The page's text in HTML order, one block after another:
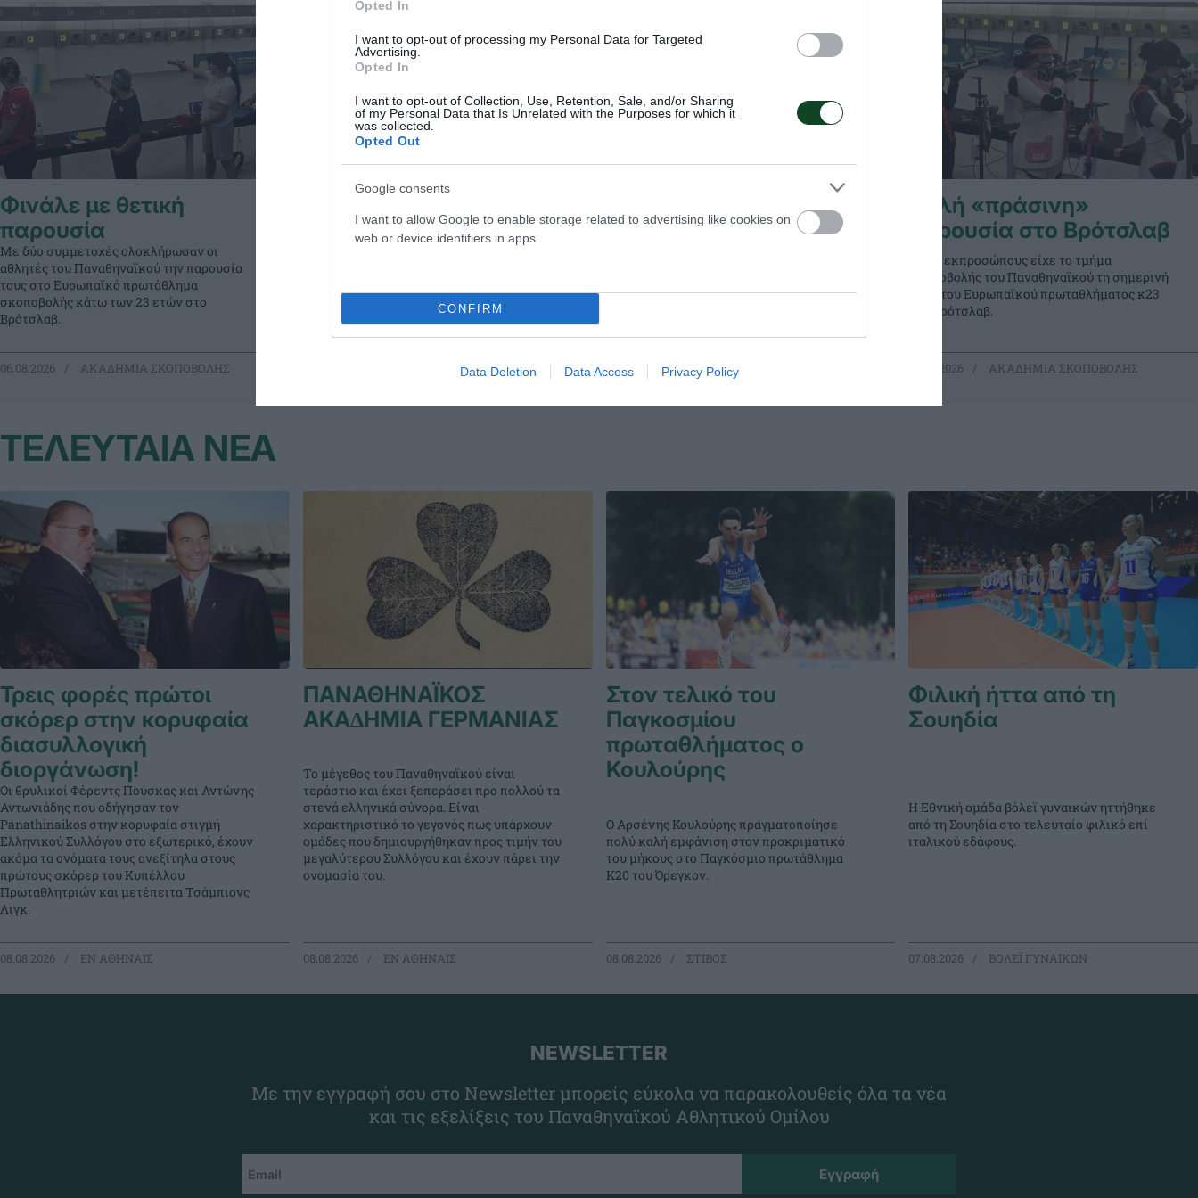
Opted In
I want to opt-out of processing my Personal Data for Targeted
Advertising.
Opted In
I want to opt-out of Collection, Use, Retention, Sale, and/or Sharing
of my Personal Data that Is Unrelated with the Purposes for which it
was collected.
Opted Out
Google consents
I want to allow Google to enable storage related to advertising like cookies on
web or device identifiers in apps.
CONFIRM
Data Deletion Data Access Privacy Policy
Φινάλε με θετική
παρουσία
Με δύο συμμετοχές ολοκλήρωσαν οι
αθλητές του Παναθηναϊκού την παρουσία
τους στο Ευρωπαϊκό πρωτάθλημα
σκοποβολής κάτω των 23 ετών στο
Βρότσλαβ.
06.08.2026 ΑΚΑΔΗΜΙΑ ΣΚΟΠΟΒΟΛΗΣ
στο Βρότσλαβ
ευρωπαϊκό πρωτάθλημα κ23 στο Βρότσλαβ.
ΑΚΑΔΗΜΙΑ ΣΚΟΠΟΒΟΛΗΣ
Σημαντική «πράσινη»
παρουσία
πρωτάθλημα σκοποβολής κ23 στο
04.08.2026 ΑΚΑΔΗΜΙΑ ΣΚΟΠΟΒΟΛΗΣ
Καλή «πράσινη»
παρουσία στο Βρότσλαβ
Τρεις εκπροσώπους είχε το τμήμα
σκοποβολής του Παναθηναϊκού τη σημερινή
μέρα του Ευρωπαϊκού πρωταθλήματος κ23
στο Βρότσλαβ.
03.08.2026 ΑΚΑΔΗΜΙΑ ΣΚΟΠΟΒΟΛΗΣ
ΤΕΛΕΥΤΑΙΑ ΝΕΑ
Τρεις φορές πρώτοι
σκόρερ στην κορυφαία
διασυλλογική
διοργάνωση!
Οι θρυλικοί Φέρεντς Πούσκας και Αντώνης
Αντωνιάδης που οδήγησαν τον
Panathinaikos στην κορυφαία στιγμή
Ελληνικού Συλλόγου στο εξωτερικό, έχουν
ακόμα τα ονόματα τους ανεξίτηλα στους
πρώτους σκόρερ του Κυπέλλου
Πρωταθλητριών και μετέπειτα Τσάμπιονς
Λιγκ.
08.08.2026 EΝ ΑΘΗΝΑΙΣ
ΠΑΝΑΘΗΝΑΪΚΟΣ
ΑΚΑ∆ΗΜΙΑ ΓΕΡΜΑΝΙΑΣ
Το μέγεθος του Παναθηναϊκού είναι
τεράστιο και έχει ξεπεράσει προ πολλού τα
στενά ελληνικά σύνορα. Είναι
χαρακτηριστικό το γεγονός πως υπάρχουν
ομάδες που δημιουργήθηκαν προς τιμήν του
μεγαλύτερου Συλλόγου και έχουν πάρει την
ονομασία του.
08.08.2026 EΝ ΑΘΗΝΑΙΣ
Στον τελικό του
Παγκοσμίου
πρωταθλήματος ο
Κουλούρης
Ο Αρσένης Κουλούρης πραγματοποίησε
πολύ καλή εμφάνιση στον προκριματικό
του μήκους στο Παγκόσμιο πρωτάθλημα
Κ20 του Όρεγκον.
08.08.2026 ΣΤΙΒΟΣ
Φιλική ήττα από τη
Σουηδία
Η Εθνική ομάδα βόλεϊ γυναικών ηττήθηκε
από τη Σουηδία στο τελευταίο φιλικό επί
ιταλικού εδάφους.
07.08.2026 ΒΟΛΕΪ ΓΥΝΑΙΚΩΝ
NEWSLETTER
Με την εγγραφή σου στο Newsletter μπορείς εύκολα να παρακολουθείς όλα τα νέα
και τις εξελίξεις του Παναθηναϊκού Αθλητικού Ομίλου